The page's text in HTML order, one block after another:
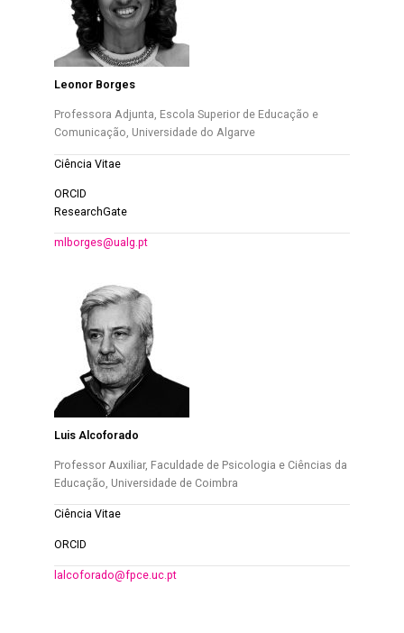
Leonor Borges
Professora Adjunta, Escola Superior de Educação e
Comunicação, Universidade do Algarve
Ciência Vitae
ORCID
ResearchGate
mlborges@ualg.pt
Luis Alcoforado
Professor Auxiliar, Faculdade de Psicologia e Ciências da
Educação, Universidade de Coimbra
Ciência Vitae
ORCID
lalcoforado@fpce.uc.pt